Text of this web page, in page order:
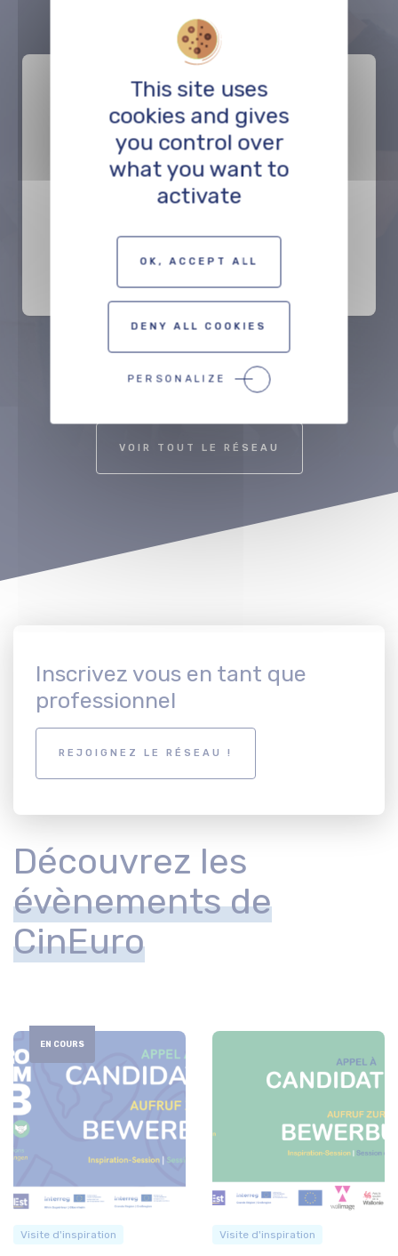
Film Fund Luxembourg
FONDS DE SOUTIEN
PrécédentSuivant
VOIR TOUT LE RÉSEAU
Inscrivez vous en tant que
professionnel
REJOIGNEZ LE RÉSEAU !
Découvrez les
évènements de
CinEuro
EN COURS
Visite d'inspiration Visite d'inspiration
This site uses
cookies and gives
you control over
what you want to
activate
OK, ACCEPT ALL
DENY ALL COOKIES
PERSONALIZE